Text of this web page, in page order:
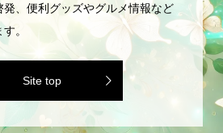
、便利グッズやグルメ情報など
。
Site top